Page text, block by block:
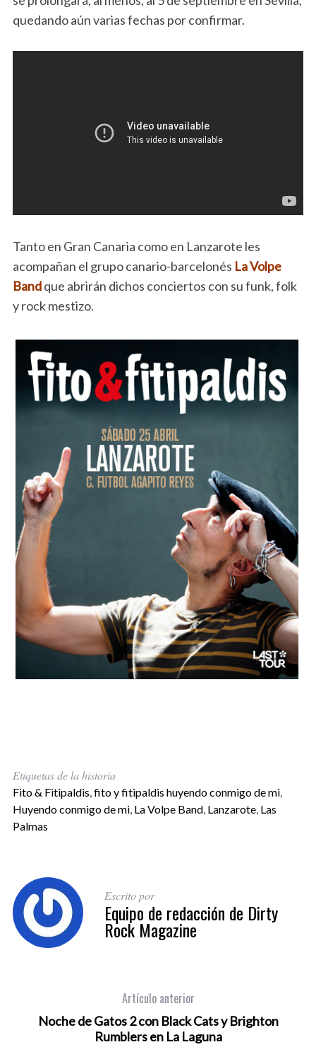
quedando aún varias fechas por confirmar.
Tanto en Gran Canaria como en Lanzarote les
acompañan el grupo canario-barcelonés La Volpe
Bandque abrirán dichos conciertos con su funk, folk
y rock mestizo.
Etiquetas de la historia
Fito & Fitipaldis,fito y fitipaldis huyendo conmigo de mi,
Huyendo conmigo de mi, La Volpe Band, Lanzarote, Las
Palmas
Escrito por
Equipo de redacción de Dirty
Rock Magazine
Artículo anterior
Noche de Gatos 2 con Black Cats y Brighton
Rumblers en La Laguna